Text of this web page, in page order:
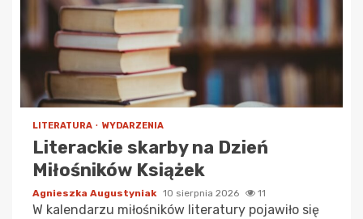
LITERATURA WYDARZENIA
Literackie skarby na Dzień
Miłośników Książek
Agnieszka Augustyniak 10 sierpnia 2026 11
W kalendarzu miłośników literatury pojawiło się